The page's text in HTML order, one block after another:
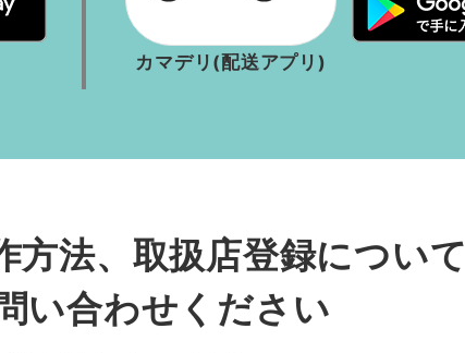
カマデリ(配送アプリ)
方法、 取扱店登録について
い合わせください